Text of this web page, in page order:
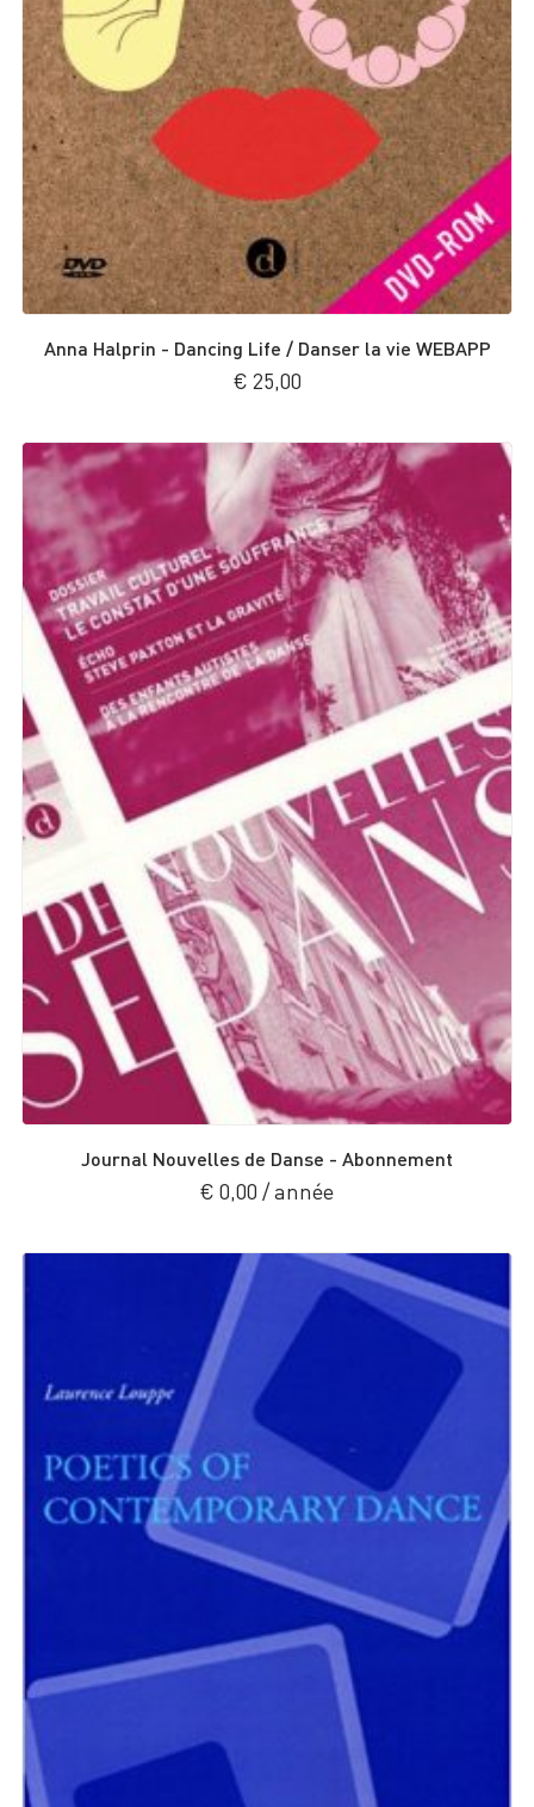
Anna Halprin - Dancing Life / Danser la vie WEBAPP
€ 25,00
Journal Nouvelles de Danse - Abonnement
€ 0,00 / année